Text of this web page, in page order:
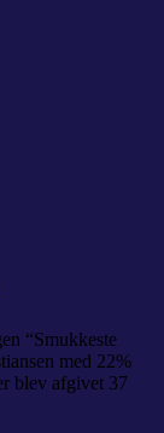
“Smukkeste
med 22%
blev afgivet 37